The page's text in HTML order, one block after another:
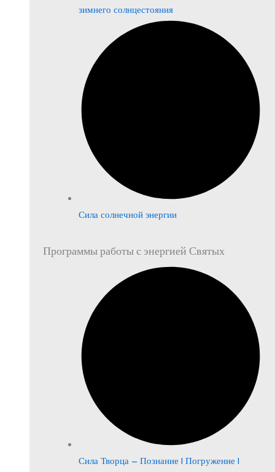
зимнего солнцестояния
Сила солнечной энергии
Программы работы с энергией Святых
Сила Творца – Познание | Погружение |